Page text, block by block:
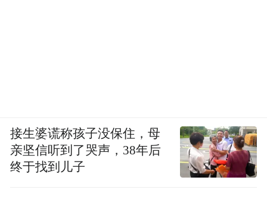
接生婆谎称孩子没保住，母
亲坚信听到了哭声，38年后
终于找到儿子